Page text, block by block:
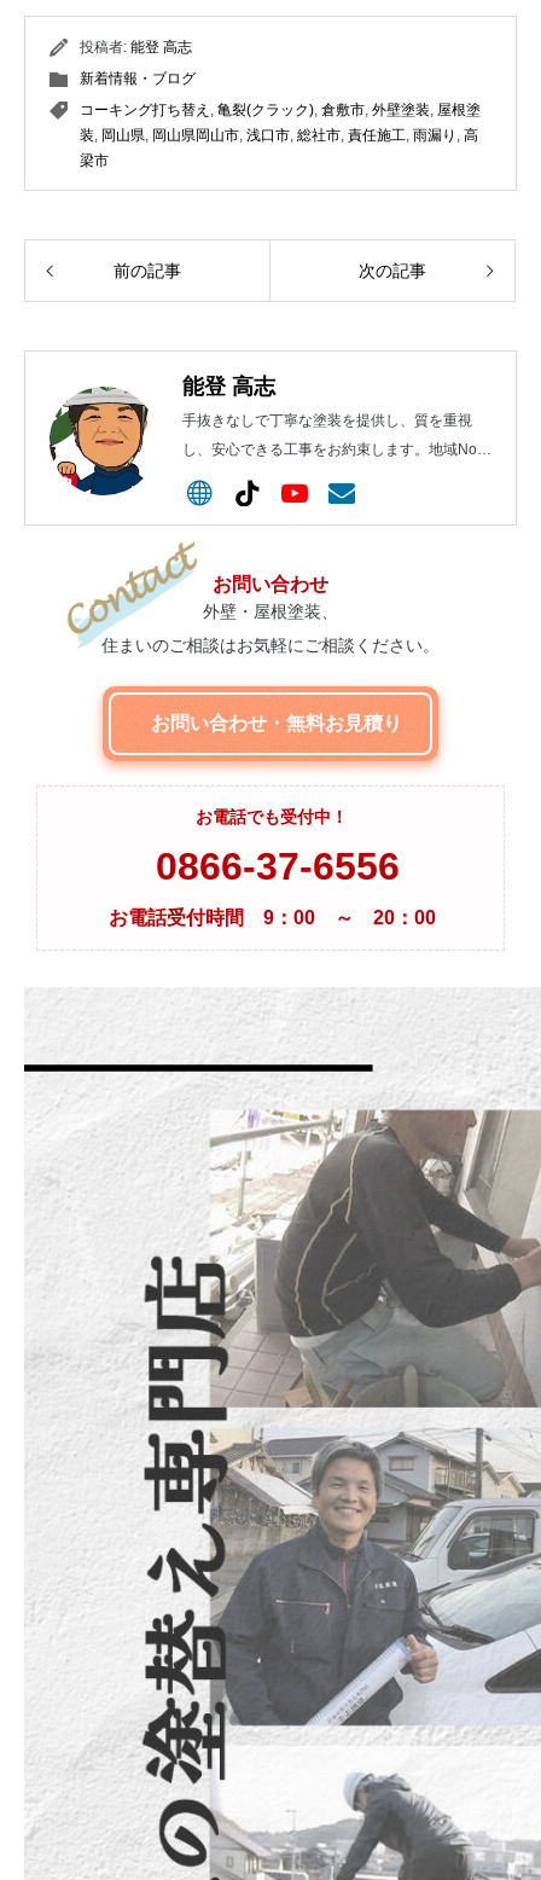
投稿者: 能登 高志
新着情報・ブログ
コーキング打ち替え , 亀裂(クラック), 倉敷市, 外壁塗装, 屋根塗
装, 岡山県, 岡山県岡山市, 浅口市, 総社市, 責任施工, 雨漏り , 高
梁市
前の記事 次の記事
能登 高志
手抜きなしで丁寧な塗装を提供し、質を重視
し、安心できる工事をお約束します。地域No.1
を目指します！
お問い合わせ
外壁・屋根塗装、
住まいのご相談はお気軽にご相談ください。
お問い合わせ・無料お見積り
お電話でも受付中！
0866-37-6556
お電話受付時間 9：00 ～ 20：00